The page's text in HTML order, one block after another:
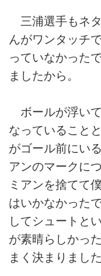
三浦選手もネ
んがワンタッチ
っていなかった
ましたから。
ボールが浮い
なっていること
がゴール前にい
アンのマークに
ミアンを捨てて
はいかなかった
してシュートと
が素晴らしかっ
まく決まりました